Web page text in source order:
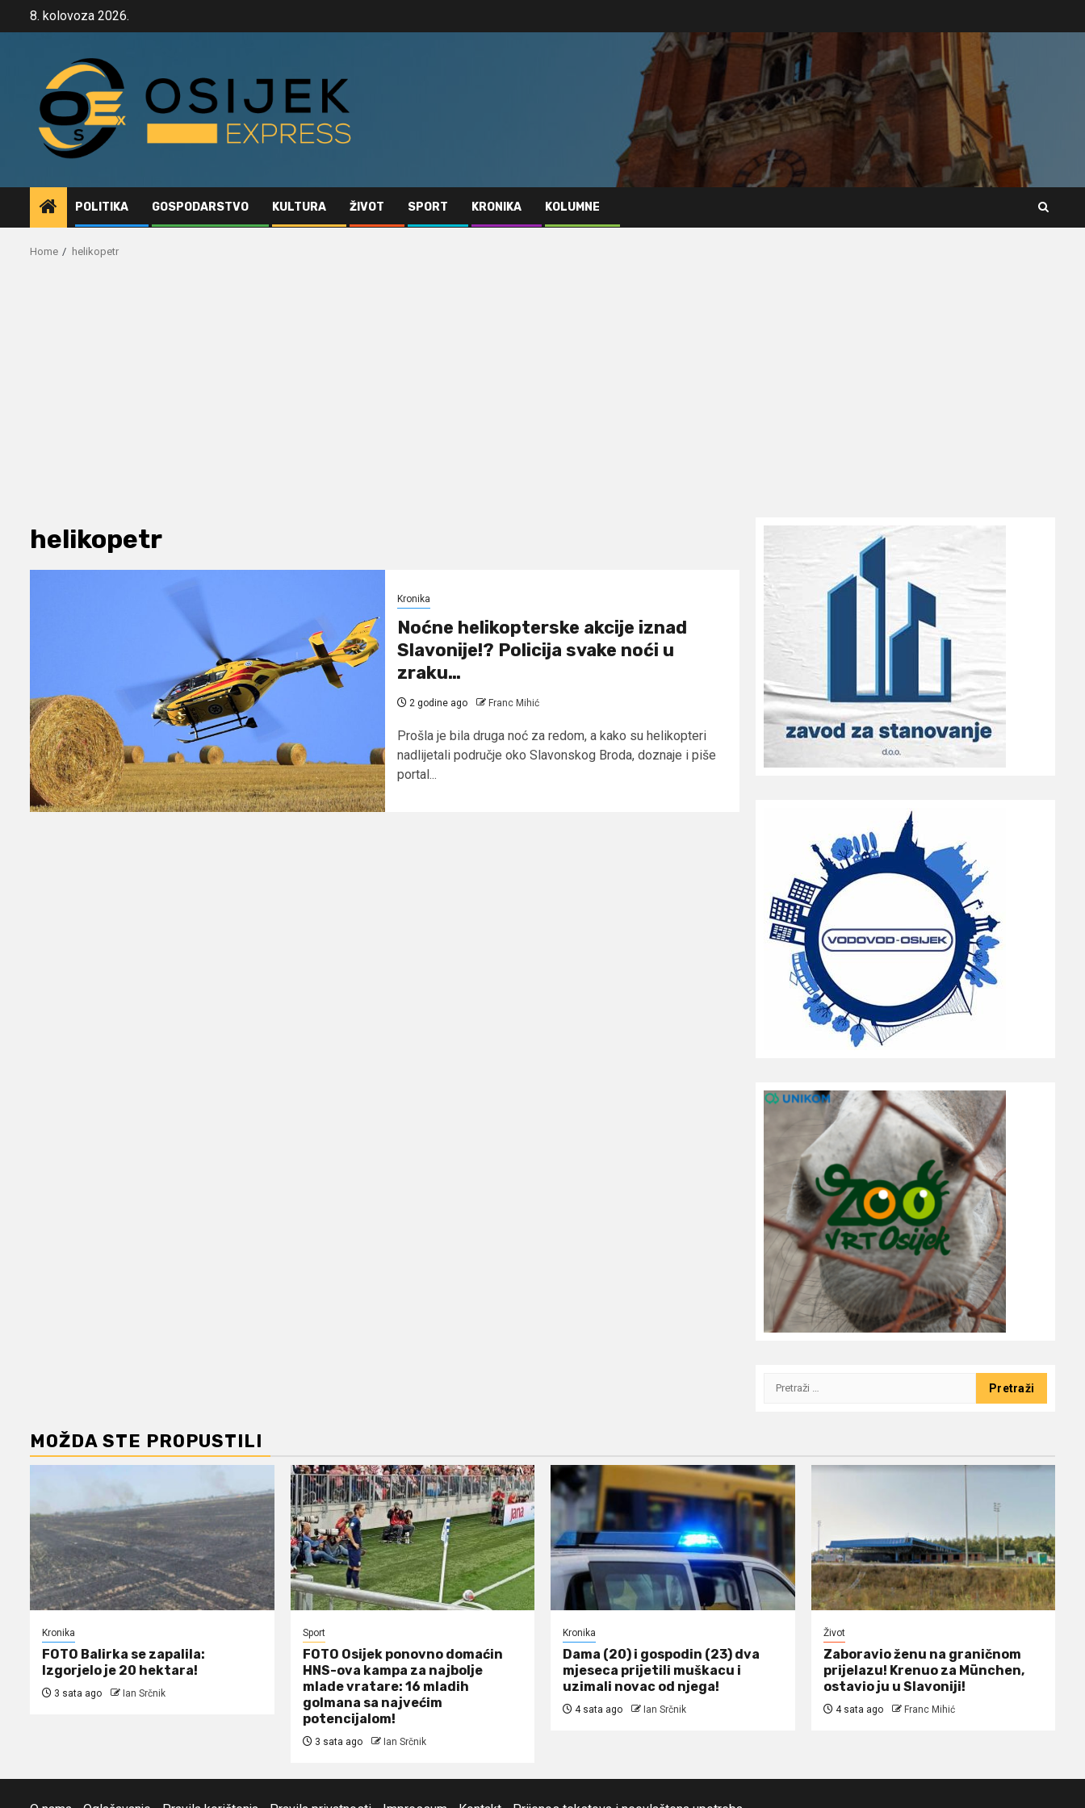
8. kolovoza 2026.
POLITIKA GOSPODARSTVO KULTURA ŽIVOT SPORT KRONIKA KOLUMNE
Home helikopetr
helikopetr
Kronika
Noćne helikopterske akcije iznad
Slavonije!? Policija svake noći u
zraku…
2 godine ago Franc Mihić
Prošla je bila druga noć za redom, a kako su helikopteri
nadlijetali područje oko Slavonskog Broda, doznaje i piše
portal...
Pretraži:
MOŽDA STE PROPUSTILI
Kronika
FOTO Balirka se zapalila:
Izgorjelo je 20 hektara!
3 sata ago Ian Srčnik
Sport
FOTO Osijek ponovno domaćin
HNS-ova kampa za najbolje
mlade vratare: 16 mladih
golmana sa najvećim
potencijalom!
3 sata ago Ian Srčnik
Kronika
Dama (20) i gospodin (23) dva
mjeseca prijetili muškacu i
uzimali novac od njega!
4 sata ago Ian Srčnik
Život
Zaboravio ženu na graničnom
prijelazu! Krenuo za München,
ostavio ju u Slavoniji!
4 sata ago Franc Mihić